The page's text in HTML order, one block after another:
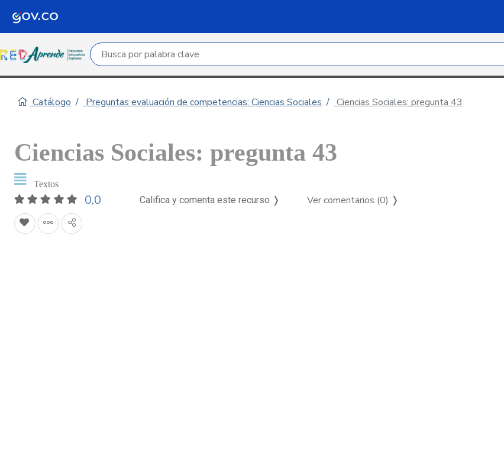
Campo de búsqueda por palabra clave
Catálogo Preguntas evaluación de competencias: Ciencias Sociales Ciencias Sociales: pregunta 43
Ciencias Sociales: pregunta 43
Textos
0,0 Califica y comenta este recurso ❭ Ver comentarios (0) ❭